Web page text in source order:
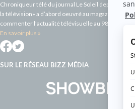
Chroniqueur télé du journal Le Soleil depuis
la télévision» a d’abord oeuvré au magazine TV
commenter l’actualité télévisuelle au 98,5.
En savoir plus »
SUR LE RÉSEAU BIZZ MÉDIA